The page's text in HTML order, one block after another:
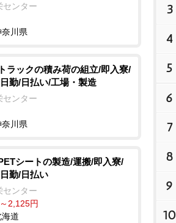
センター
川県
ラックの積み荷の組立/即入寮/
勤/日払い/工場・製造
センター
川県
シートの製造/運搬/即入寮/
勤/日払い
センター
2,125円
道
3
4
5
6
7
8
9
10